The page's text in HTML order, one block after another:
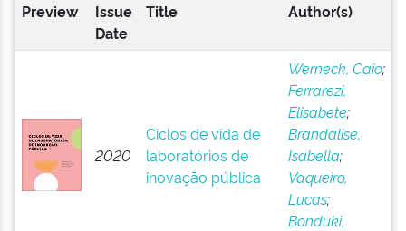
Preview
Issue
Date
Title Author(s)
2020
Ciclos de vida de
laboratórios de
inovação pública
Werneck, Caio;
Ferrarezi,
Elisabete;
Brandalise,
Isabella;
Vaqueiro,
Lucas;
Bonduki,